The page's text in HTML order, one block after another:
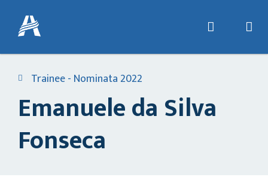
Trainee - Nominata 2022
Emanuele da Silva
Fonseca